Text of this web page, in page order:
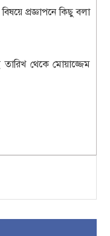
প্রজ্ঞাপনে কিছু বলা
থেকে মোয়াজ্জেম